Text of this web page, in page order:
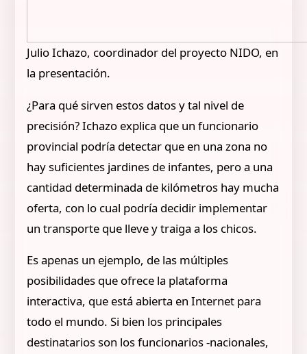
Julio Ichazo, coordinador del proyecto NIDO, en
la presentación.
¿Para qué sirven estos datos y tal nivel de
precisión? Ichazo explica que un funcionario
provincial podría detectar que en una zona no
hay suficientes jardines de infantes, pero a una
cantidad determinada de kilómetros hay mucha
oferta, con lo cual podría decidir implementar
un transporte que lleve y traiga a los chicos.
Es apenas un ejemplo, de las múltiples
posibilidades que ofrece la plataforma
interactiva, que está abierta en Internet para
todo el mundo. Si bien los principales
destinatarios son los funcionarios -nacionales,